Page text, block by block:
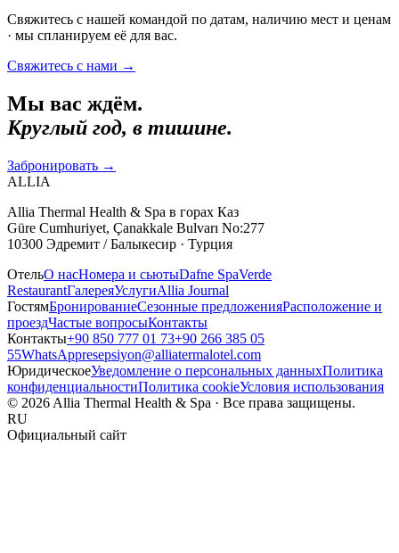
Свяжитесь с нашей командой по датам, наличию мест и ценам
· мы спланируем её для вас.
Свяжитесь с нами →
Мы вас ждём.
Круглый год, в тишине.
Забронировать →
ALLIA
Allia Thermal Health & Spa в горах Каз
Güre Cumhuriyet, Çanakkale Bulvarı No:277
10300 Эдремит / Балыкесир · Турция
ОтельО насНомера и сьютыDafne SpaVerde
RestaurantГалереяУслугиAllia Journal
ГостямБронированиеСезонные предложенияРасположение и
проездЧастые вопросыКонтакты
Контакты+90 850 777 01 73+90 266 385 05
55WhatsAppresepsiyon@alliatermalotel.com
ЮридическоеУведомление о персональных данныхПолитика
конфиденциальностиПолитика cookieУсловия использования
© 2026 Allia Thermal Health & Spa · Все права защищены.
RU
Официальный сайт